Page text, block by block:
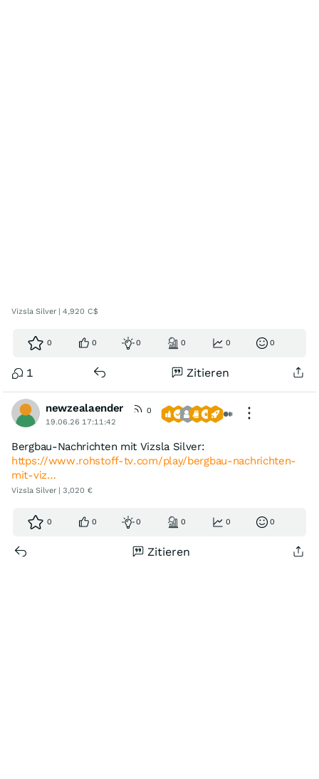
Vizsla Silver | 4,920 C$
0 0 0 0 0 0
1 Zitieren
newzealaender
0
19.06.26 17:11:42
Bergbau-Nachrichten mit Vizsla Silver:
https://www.rohstoff-tv.com/play/bergbau-nachrichten-
mit-viz…
Vizsla Silver | 3,020 €
0 0 0 0 0 0
Zitieren